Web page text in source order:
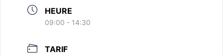
HEURE
09:00 - 14:30
TARIF